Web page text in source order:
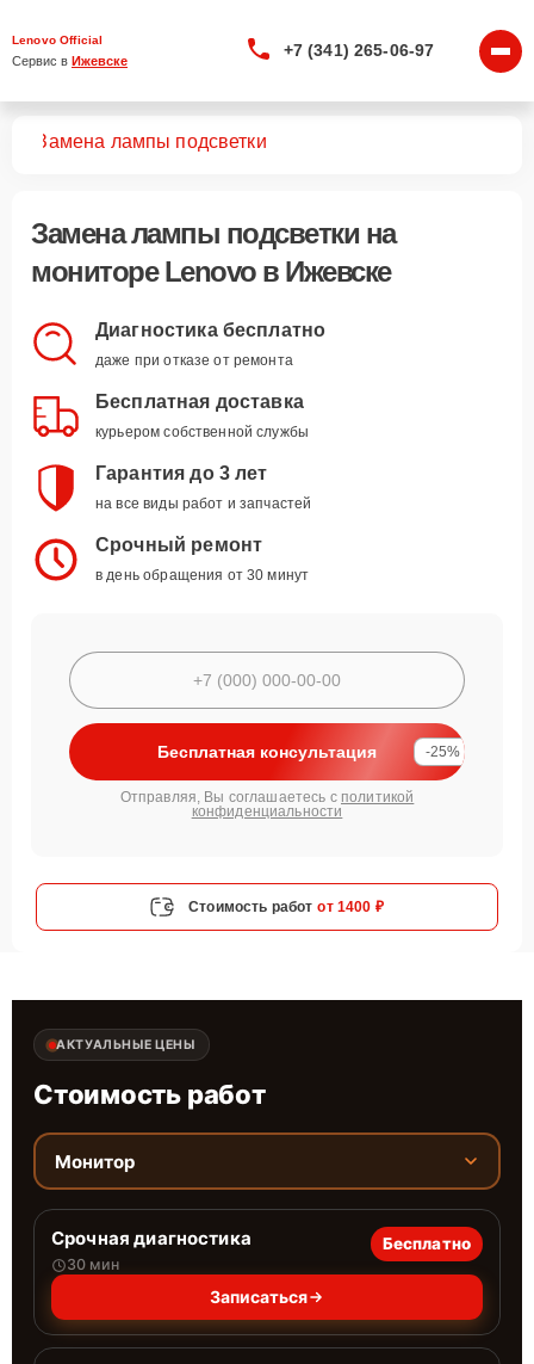
Lenovo Official
Сервис в Ижевске
+7 (341) 265-06-97
Замена лампы подсветки
Замена лампы подсветки на
мониторе Lenovo в Ижевске
Диагностика бесплатно
даже при отказе от ремонта
Бесплатная доставка
курьером собственной службы
Гарантия до 3 лет
на все виды работ и запчастей
Срочный ремонт
в день обращения от 30 минут
Бесплатная консультация -25%
Отправляя, Вы соглашаетесь с политикой
конфиденциальности
Стоимость работ от 1400 ₽
АКТУАЛЬНЫЕ ЦЕНЫ
Стоимость работ
Монитор
Срочная диагностика
30 мин
Бесплатно
Записаться